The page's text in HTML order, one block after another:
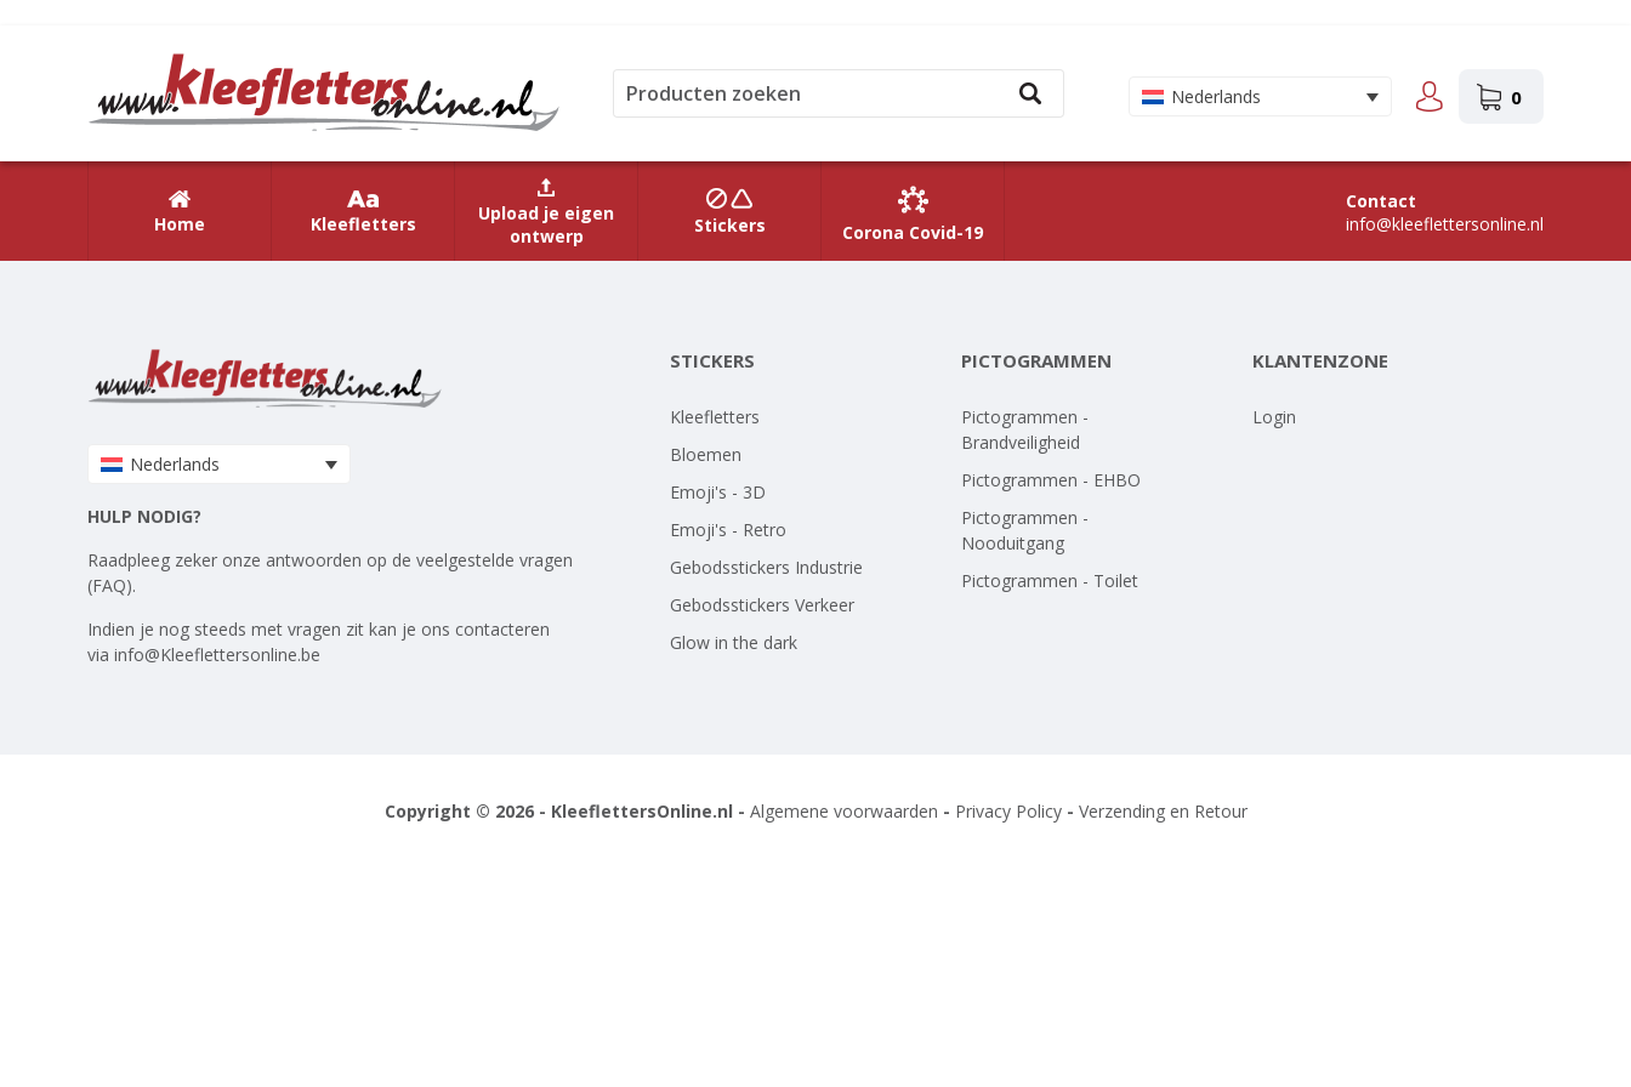
Nederlands 0
Home Kleefletters
Upload je eigen
ontwerp
Stickers Corona Covid-19
Contact
info@kleeflettersonline.nl
Nederlands
HULP NODIG?
Raadpleeg zeker onze antwoorden op de veelgestelde vragen
(FAQ).
Indien je nog steeds met vragen zit kan je ons contacteren
via info@Kleeflettersonline.be
STICKERS
Kleefletters
Bloemen
Emoji's - 3D
Emoji's - Retro
Gebodsstickers Industrie
Gebodsstickers Verkeer
Glow in the dark
PICTOGRAMMEN
Pictogrammen -
Brandveiligheid
Pictogrammen - EHBO
Pictogrammen -
Nooduitgang
Pictogrammen - Toilet
KLANTENZONE
Login
Copyright © 2026 - KleeflettersOnline.nl - Algemene voorwaarden - Privacy Policy- Verzending en Retour